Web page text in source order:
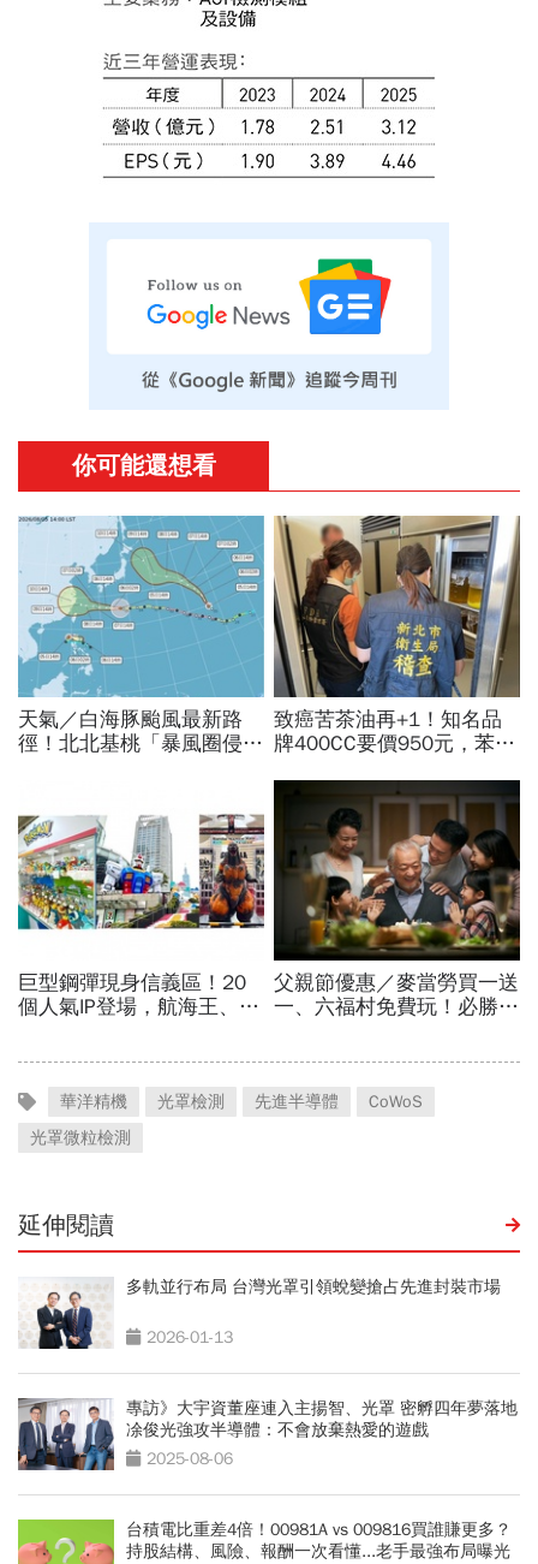
華洋精機 光罩檢測 先進半導體
CoWoS
光罩微粒檢測
延伸閱讀
多軌並行布局 台灣光罩引領蛻變搶占先進封裝市場
2026-01-13
專訪》大宇資董座連入主揚智、光罩 密孵四年夢落地
凃俊光強攻半導體：不會放棄熱愛的遊戲
2025-08-06
台積電比重差4倍！00981A vs 009816買誰賺更多？
持股結構、風險、報酬一次看懂...老手最強布局曝光